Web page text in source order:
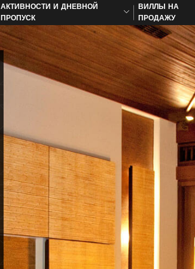
АКТИВНОСТИ И ДНЕВНОЙ
ПРОПУСК
ВИЛЛЫ НА
ПРОДАЖУ